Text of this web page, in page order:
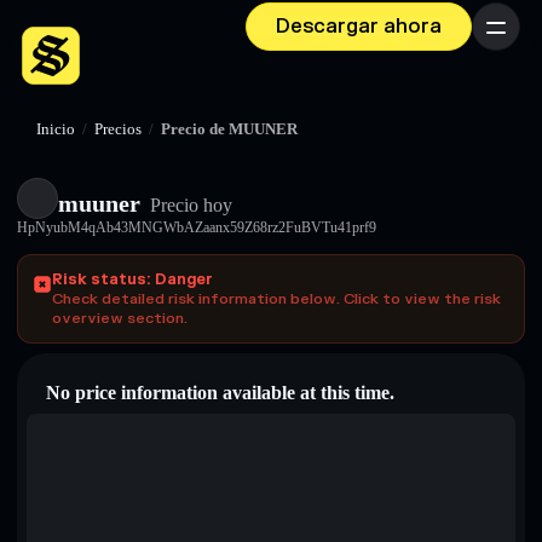
Descargar ahora Menú
Inicio / Precios / Precio de MUUNER
muuner Precio hoy
HpNyubM4qAb43MNGWbAZaanx59Z68rz2FuBVTu41prf9
Risk status: Danger
Check detailed risk information below. Click to view the risk
overview section.
No price information available at this time.